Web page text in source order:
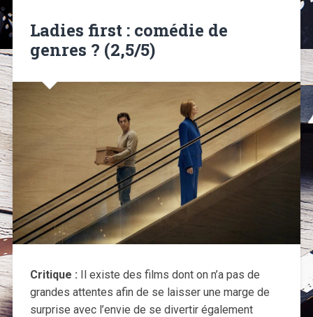
Ladies first : comédie de
genres ? (2,5/5)
Critique : Il existe des films dont on n’a pas de
grandes attentes afin de se laisser une marge de
surprise avec l’envie de se divertir également